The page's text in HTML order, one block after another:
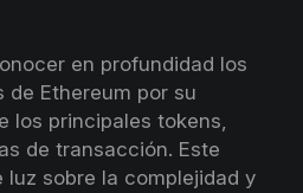
en profundidad los
de Ethereum por su
los principales tokens,
de transacción. Este
luz sobre la complejidad y